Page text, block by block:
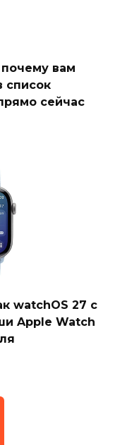
вам
список
сейчас
watchOS 27 с
Apple Watch